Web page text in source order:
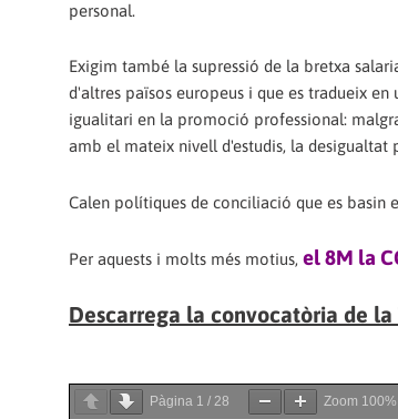
personal.
Exigim també la supressió de la bretxa
d'altres països europeus i que es tradueix
igualitari en la promoció professional:
amb el mateix nivell d'estudis, la
Calen polítiques de conciliació que es basin
Per aquests i molts més motius, el 8M la
Descarrega la convocatòria de
Pàgina 1 / 28 Zoom 100%